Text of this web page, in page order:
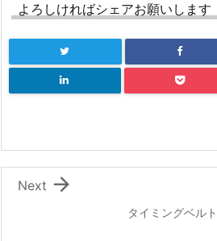
よろしければシェアお願いします
タイミングベル

Next